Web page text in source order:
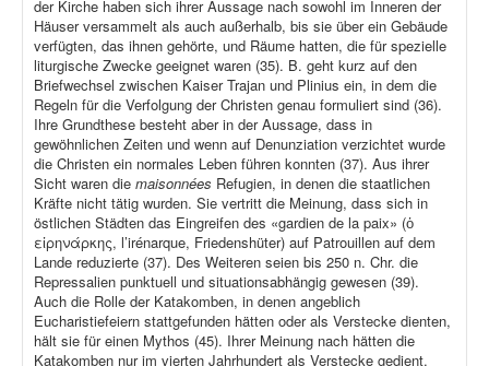
der Kirche haben sich ihrer Aussage nach sowohl im Inneren der
Häuser versammelt als auch außerhalb, bis sie über ein Gebäude
verfügten, das ihnen gehörte, und Räume hatten, die für spezielle
liturgische Zwecke geeignet waren (35). B. geht kurz auf den
Briefwechsel zwischen Kaiser Trajan und Plinius ein, in dem die
Regeln für die Verfolgung der Christen genau formuliert sind (36).
Ihre Grundthese besteht aber in der Aussage, dass in
gewöhnlichen Zeiten und wenn auf Denunziation verzichtet wurde
die Christen ein normales Leben führen konnten (37). Aus ihrer
Sicht waren die maisonnées Refugien, in denen die staatlichen
Kräfte nicht tätig wurden. Sie vertritt die Meinung, dass sich in
östlichen Städten das Eingreifen des «gardien de la paix» (ὁ
εἰρηνάρκης, l’irénarque, Friedenshüter) auf Patrouillen auf dem
Lande reduzierte (37). Des Weiteren seien bis 250 n. Chr. die
Repressalien punktuell und situationsabhängig gewesen (39).
Auch die Rolle der Katakomben, in denen angeblich
Eucharistiefeiern stattgefunden hätten oder als Verstecke dienten,
hält sie für einen Mythos (45). Ihrer Meinung nach hätten die
Katakomben nur im vierten Jahrhundert als Verstecke gedient,